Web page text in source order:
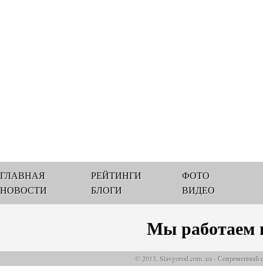
ГЛАВНАЯ
НОВОСТИ
РЕЙТИНГИ
БЛОГИ
ФОТО
ВИДЕО
Мы работаем
© 2013, Slavgorod.com..ua - Современный